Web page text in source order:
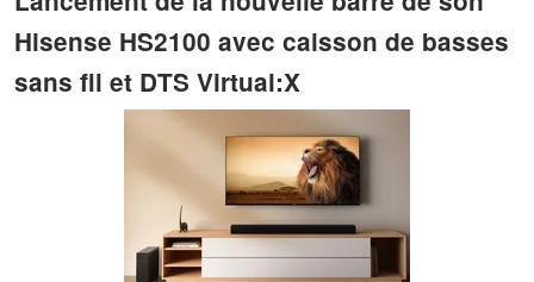
Hisense HS2100 avec caisson de basses
sans fil et DTS Virtual:X